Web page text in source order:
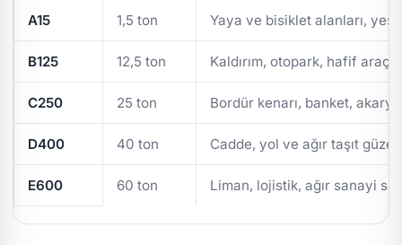
A15 1,5 ton Yaya ve bisiklet alanları,
B125 12,5 ton Kaldırım, otopark, hafif araç
C250 25 ton Bordür kenarı, banket,
D400 40 ton Cadde, yol ve ağır taşıt
E600 60 ton Liman, lojistik, ağır sanayi